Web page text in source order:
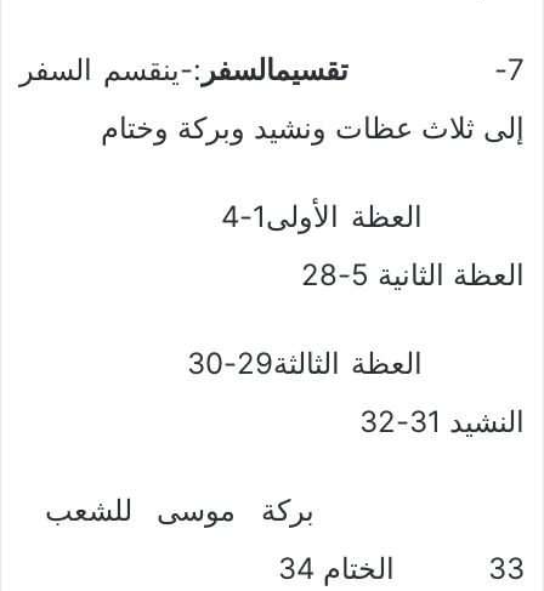
7- تقسيمالسفر :-ينقسم السفر
إلى ثلاث عظات ونشيد وبركة وختام
العظة الثانية 5-28
النشيد 31-32
بركة موسى للشعب
33 الختام 34